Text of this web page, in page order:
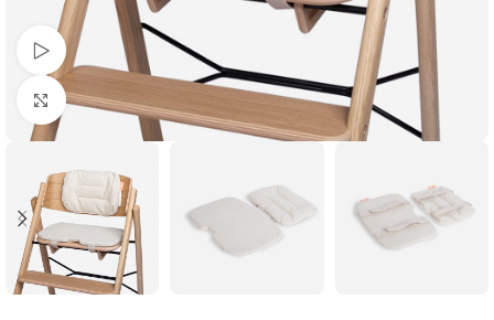
Bekijk video
Klik om te vergroten